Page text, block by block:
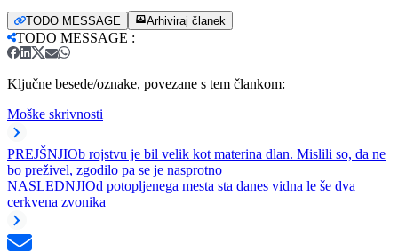
TODO MESSAGE Arhiviraj članek
TODO MESSAGE :
Ključne besede/oznake, povezane s tem člankom:
Moške skrivnosti
PREJŠNJIOb rojstvu je bil velik kot materina dlan. Mislili so, da ne
bo preživel, zgodilo pa se je nasprotno
NASLEDNJIOd potopljenega mesta sta danes vidna le še dva
cerkvena zvonika